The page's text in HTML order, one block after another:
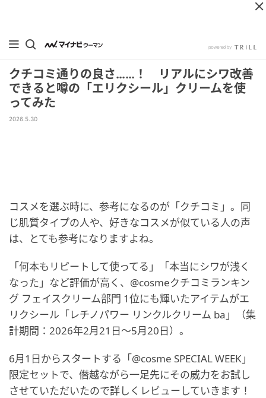
クチコミ通りの良さ……！ リアルにシワ改善
できると噂の「エリクシール」クリームを使
ってみた
2026.5.30
コスメを選ぶ時に、参考になるのが「クチコミ」。同
じ肌質タイプの人や、好きなコスメが似ている人の声
は、とても参考になりますよね。
「何本もリピートして使ってる」「本当にシワが浅く
なった」など評価が高く、@cosmeクチコミランキン
グ フェイスクリーム部門 1位にも輝いたアイテムがエ
リクシール「レチノパワー リンクルクリーム ba」（集
計期間：2026年2月21日～5月20日）。
6月1日からスタートする「@cosme SPECIAL WEEK」
限定セットで、僭越ながら一足先にその威力をお試し
させていただいたので詳しくレビューしていきます！